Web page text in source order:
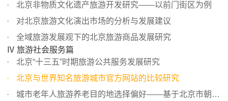
北京非物质文化遗产旅游开发研究——以前门街区为例
对北京旅游文化演出市场的分析与发展建议
全域旅游发展观下的北京旅游商品发展研究
Ⅳ 旅游社会服务篇
北京“十三五”时期旅游公共服务发展研究
北京与世界知名旅游城市官方网站的比较研究
城市老年人旅游养老目的地选择偏好——基于北京市朝阳区中...